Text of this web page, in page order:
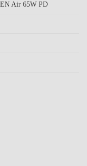
Air 65W PD